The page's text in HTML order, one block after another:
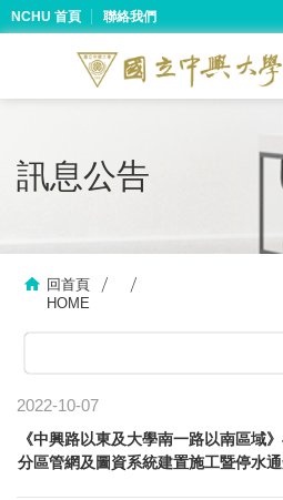
NCHU 首頁 聯絡我們
訊息公告
回首頁
HOME
2022-10-07
《中興路以東及大學南一路以南區域
分區管網及圖資系統建置施工暨停水